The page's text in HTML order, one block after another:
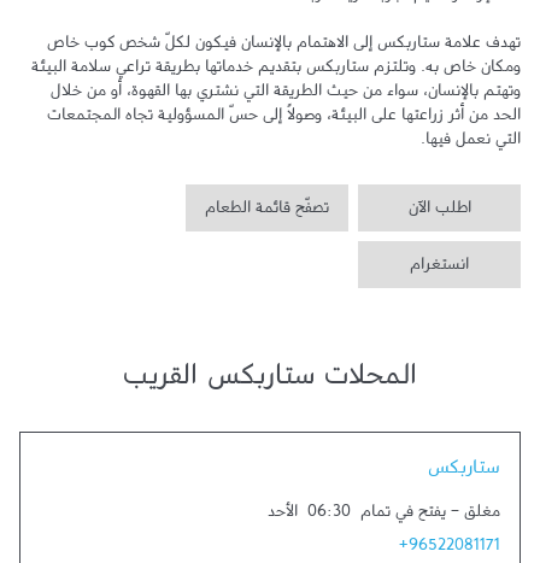
التي نعمل فيها.
اطلب الآن تصفّح قائمة الطعام
انستغرام
المحلات ستاربكس القريب
ستاربكس
مغلق - يفتح في تمام 06:30 الأحد
+96522081171